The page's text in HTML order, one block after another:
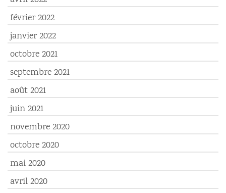
février 2022
janvier 2022
octobre 2021
septembre 2021
août 2021
juin 2021
novembre 2020
octobre 2020
mai 2020
avril 2020